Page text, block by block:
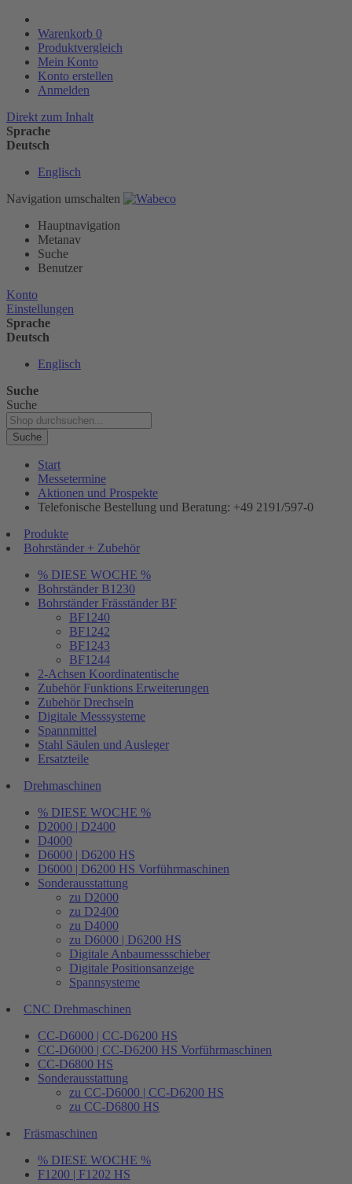
Warenkorb 0
Produktvergleich
Mein Konto
Konto erstellen
Anmelden
Direkt zum Inhalt
Sprache
Deutsch
Englisch
Navigation umschalten
Hauptnavigation
Metanav
Suche
Benutzer
Konto
Einstellungen
Sprache
Deutsch
Englisch
Suche
Suche
Suche
Start
Messetermine
Aktionen und Prospekte
Telefonische Bestellung und Beratung: +49 2191/597-0
Produkte
Bohrständer + Zubehör
% DIESE WOCHE %
Bohrständer B1230
Bohrständer Fräsständer BF
BF1240
BF1242
BF1243
BF1244
2-Achsen Koordinatentische
Zubehör Funktions Erweiterungen
Zubehör Drechseln
Digitale Messsysteme
Spannmittel
Stahl Säulen und Ausleger
Ersatzteile
Drehmaschinen
% DIESE WOCHE %
D2000 | D2400
D4000
D6000 | D6200 HS
D6000 | D6200 HS Vorführmaschinen
Sonderausstattung
zu D2000
zu D2400
zu D4000
zu D6000 | D6200 HS
Digitale Anbaumessschieber
Digitale Positionsanzeige
Spannsysteme
CNC Drehmaschinen
CC-D6000 | CC-D6200 HS
CC-D6000 | CC-D6200 HS Vorführmaschinen
CC-D6800 HS
Sonderausstattung
zu CC-D6000 | CC-D6200 HS
zu CC-D6800 HS
Fräsmaschinen
% DIESE WOCHE %
F1200 | F1202 HS